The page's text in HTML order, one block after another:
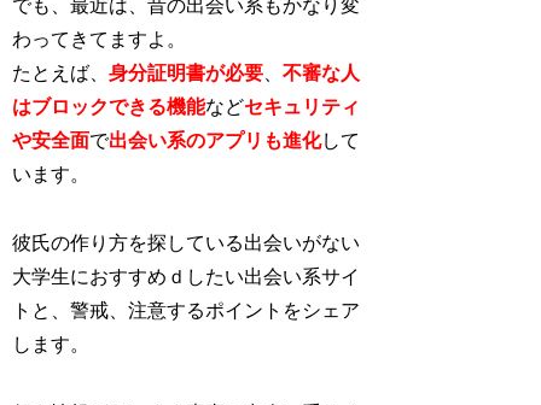
でも、最近は、昔の出会い系もかなり変
わってきてますよ。
たとえば、身分証明書が必要 、不審な人
はブロックできる機能などセキュリティ
や安全面で出会い系のアプリも進化して
います。
彼氏の作り方を探している出会いがない
大学生におすすめｄしたい出会い系サイ
トと、警戒、注意するポイントをシェア
します。